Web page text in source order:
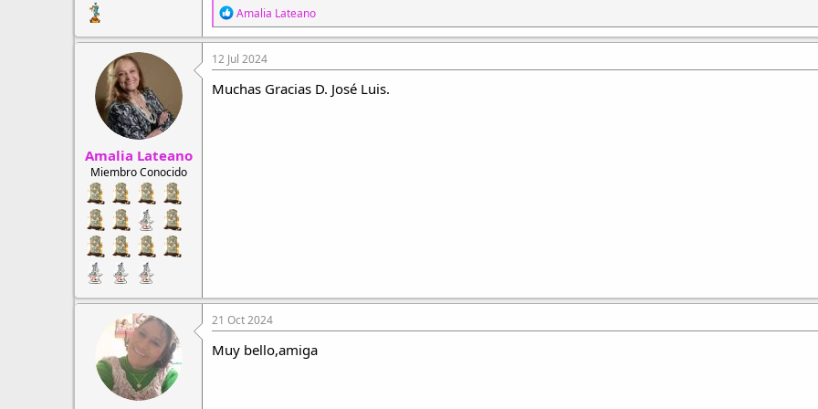
R
e
a
c
c
i
o
Amalia Lateano
Amalia Lateano
Miembro Conocido
12 Jul 2024
Muchas Gracias D. José Luis.
21 Oct 2024
Muy bello,amiga